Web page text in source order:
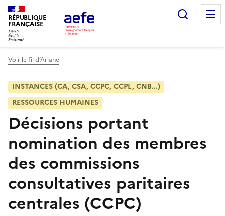
Aller
au
contenu
principal
RÉPUBLIQUE
FRANÇAISE
Voir le fil d’Ariane
INSTANCES (CA, CSA, CCPC, CCPL, CNB...)
RESSOURCES HUMAINES
Décisions portant
nomination des membres
des commissions
consultatives paritaires
centrales (CCPC)